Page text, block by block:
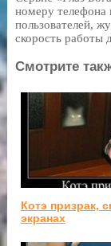
номеру телефона
пользователей,
скорость
Смотрите
Котэ призрак,
экранах